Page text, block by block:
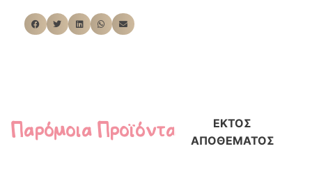
Παρόμοια Προϊόντα
ΕΚΤΌΣ
ΑΠΟΘΈΜΑΤΟΣ